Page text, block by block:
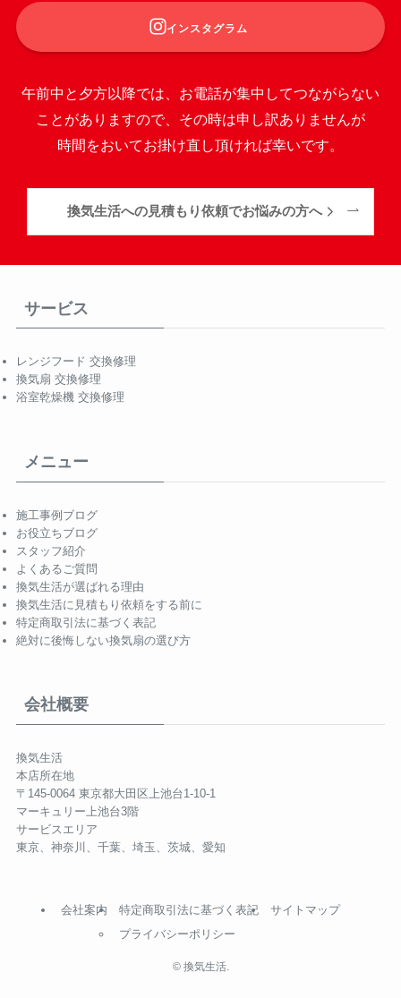
インスタグラム
午前中と夕方以降では、お電話が集中してつながらない
ことがありますので、その時は申し訳ありませんが
時間をおいてお掛け直し頂ければ幸いです。
換気生活への見積もり依頼でお悩みの方へ
サービス
レンジフード 交換修理
換気扇 交換修理
浴室乾燥機 交換修理
メニュー
施工事例ブログ
お役立ちブログ
スタッフ紹介
よくあるご質問
換気生活が選ばれる理由
換気生活に見積もり依頼をする前に
特定商取引法に基づく表記
絶対に後悔しない換気扇の選び方
会社概要
換気生活
本店所在地
〒145-0064 東京都大田区上池台1-10-1
マーキュリー上池台3階
サービスエリア
東京、神奈川、千葉、埼玉、茨城、愛知
会社案内
特定商取引法に基づく表記
プライバシーポリシー
サイトマップ
©換気生活.